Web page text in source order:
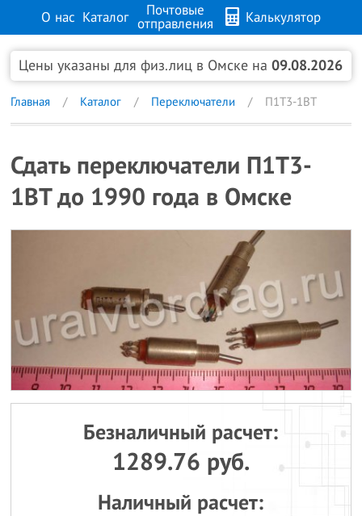
О нас Каталог
Почтовые
отправления
Калькулятор
Продажа металлов FAQ Контакты
Цены указаны для физ.лиц в Омске на09.08.2026
Главная Каталог Переключатели П1Т3-1ВТ
Сдать переключатели П1Т3-
1ВТ до 1990 года в Омске
Безналичный расчет:
1289.76 руб.
Наличный расчет: